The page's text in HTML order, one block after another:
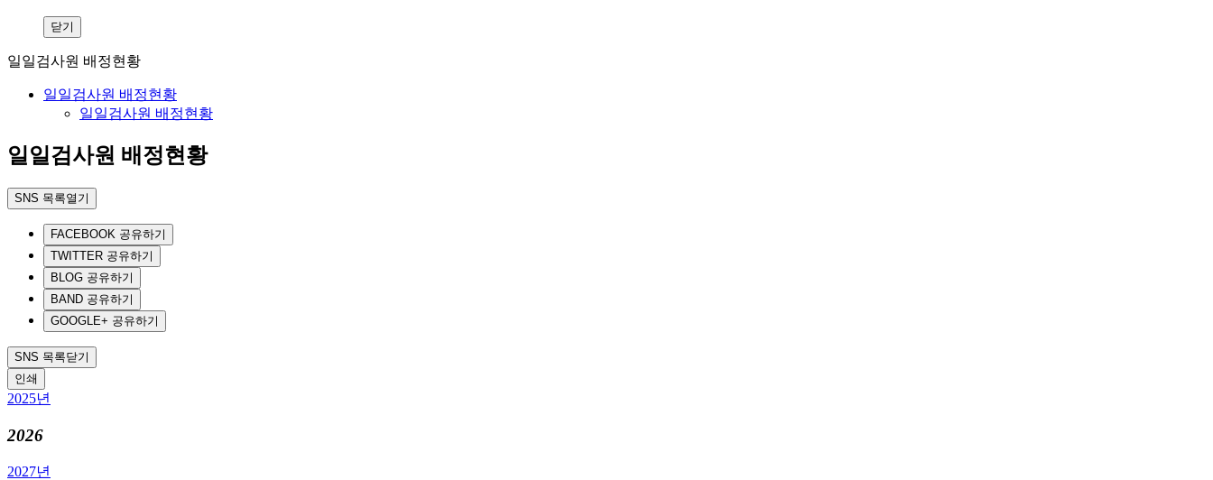
닫기
일일검사원 배정현황
일일검사원 배정현황
일일검사원 배정현황
일일검사원 배정현황
SNS 목록열기
FACEBOOK 공유하기
TWITTER 공유하기
BLOG 공유하기
BAND 공유하기
GOOGLE+ 공유하기
SNS 목록닫기
인쇄
2025년
2026
2027년